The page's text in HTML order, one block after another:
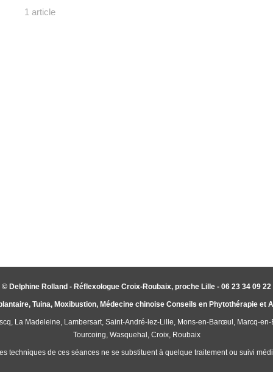
1 article
© Delphine Rolland - Réflexologue Croix-Roubaix, proche Lille - 06 23 34 09 22
Tuina, Moxibustion, Médecine chinoise Conseils en Phytothérapie et
La Madeleine, Lambersart, Saint-André-lez-Lille, Mons-en-Barœul, Marcq-
Tourcoing, Wasquehal, Croix, Roubaix
techniques de ces séances ne se substituent à quelque traitement ou suivi